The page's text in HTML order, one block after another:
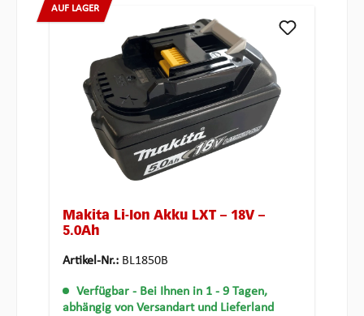
AUF LAGER
Makita Li-Ion Akku LXT – 18V –
5.0Ah
Artikel-Nr.: BL1850B
Verfügbar - Bei Ihnen in 1 - 9 Tagen,
abhängig von Versandart und Lieferland